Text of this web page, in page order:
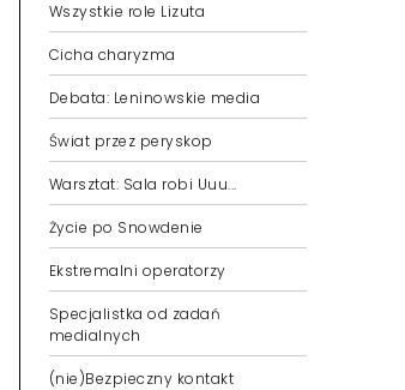
Wszystkie role Lizuta
Cicha charyzma
Debata: Leninowskie media
Świat przez peryskop
Warsztat: Sala robi Uuu...
Życie po Snowdenie
Ekstremalni operatorzy
Specjalistka od zadań
medialnych
(nie)Bezpieczny kontakt